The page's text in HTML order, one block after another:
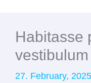
Habitasse
vestibulum
27. February, 2025